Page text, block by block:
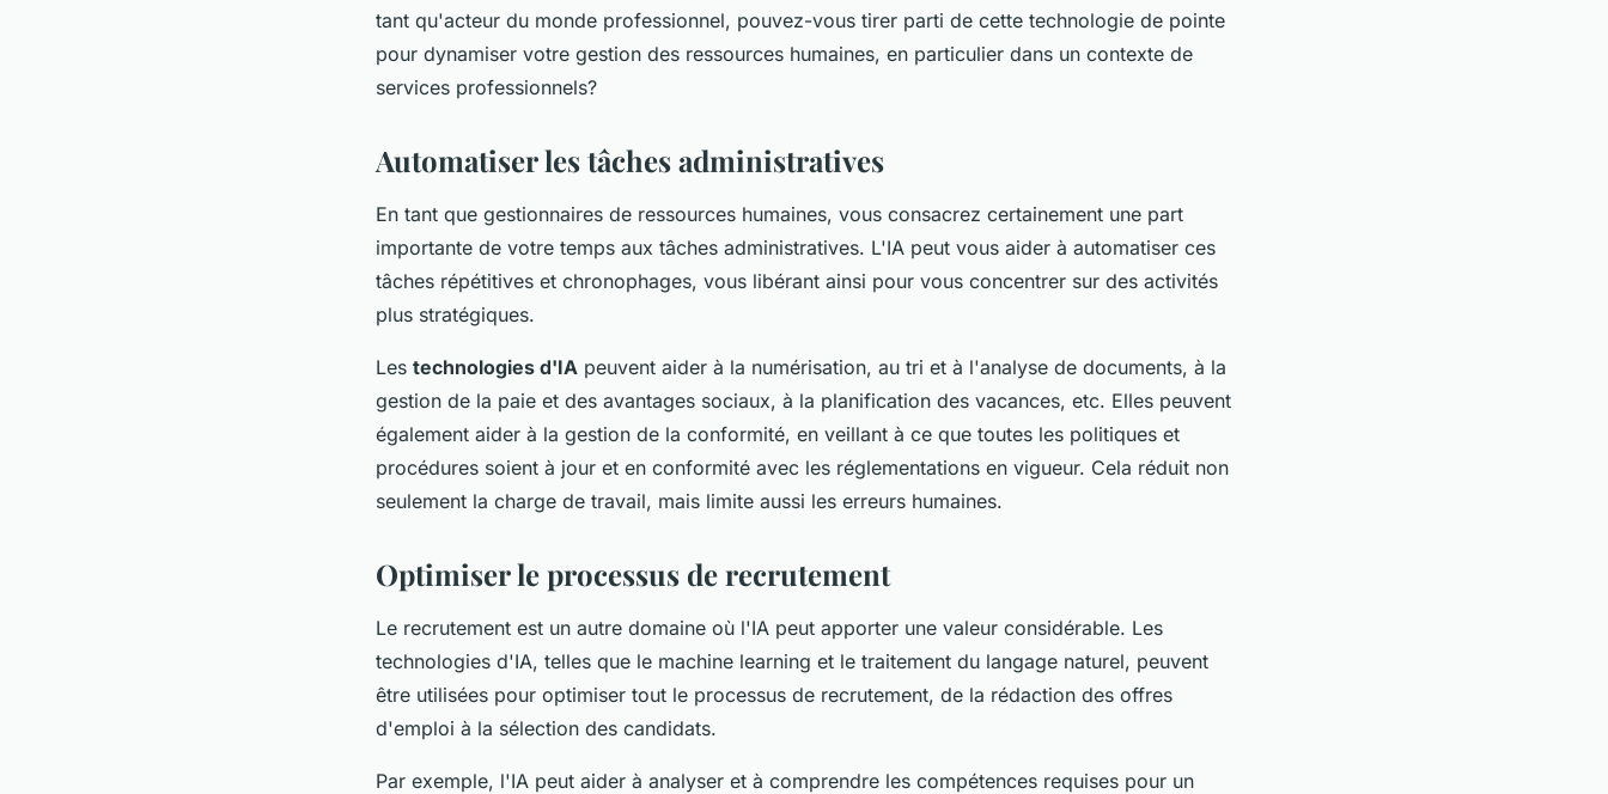
tant qu'acteur du monde professionnel, pouvez-vous tirer parti de cette technologie de pointe
pour dynamiser votre gestion des ressources humaines, en particulier dans un contexte de
services professionnels?
Automatiser les tâches administratives
En tant que gestionnaires de ressources humaines, vous consacrez certainement une part
importante de votre temps aux tâches administratives. L'IA peut vous aider à automatiser ces
tâches répétitives et chronophages, vous libérant ainsi pour vous concentrer sur des activités
plus stratégiques.
Les technologies d'IA peuvent aider à la numérisation, au tri et à l'analyse de documents, à la
gestion de la paie et des avantages sociaux, à la planification des vacances, etc. Elles peuvent
également aider à la gestion de la conformité, en veillant à ce que toutes les politiques et
procédures soient à jour et en conformité avec les réglementations en vigueur. Cela réduit non
seulement la charge de travail, mais limite aussi les erreurs humaines.
Optimiser le processus de recrutement
Le recrutement est un autre domaine où l'IA peut apporter une valeur considérable. Les
technologies d'IA, telles que le machine learning et le traitement du langage naturel, peuvent
être utilisées pour optimiser tout le processus de recrutement, de la rédaction des offres
d'emploi à la sélection des candidats.
Par exemple, l'IA peut aider à analyser et à comprendre les compétences requises pour un